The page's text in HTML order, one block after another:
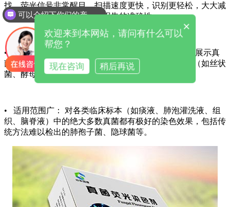
找。荧光信号非常醒目，扫描速度更快，识别更轻松，大大减
轻了工作强度，同时提高了报告的准确性。
• 形态学确认： 它不仅告诉你“有真菌”，还能清晰地展示真
菌的形态特征（如菌丝、孢子、荚膜），为初步鉴定（如丝状
菌、酵母菌）提供重要依据，指导临床用药。
• 适用范围广： 对各类临床标本（如痰液、肺泡灌洗液、组
织、脑脊液）中的绝大多数真菌都有极好的染色效果，包括传
统方法难以检出的肺孢子菌、隐球菌等。
可以介绍下你们的产品么
×
欢迎来到本网站，请问有什么可以
帮您？
现在咨询 稍后再说